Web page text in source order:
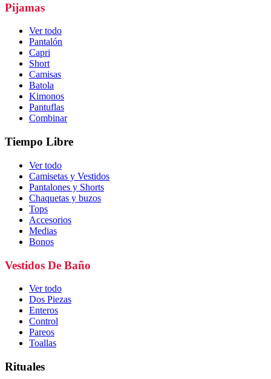
Pijamas
Ver todo
Pantalón
Capri
Short
Camisas
Batola
Kimonos
Pantuflas
Combinar
Tiempo Libre
Ver todo
Camisetas y Vestidos
Pantalones y Shorts
Chaquetas y buzos
Tops
Accesorios
Medias
Bonos
Vestidos De Baño
Ver todo
Dos Piezas
Enteros
Control
Pareos
Toallas
Rituales